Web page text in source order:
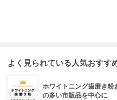
よく見られている人気おすす
ホワイトニング歯磨き粉
の多い市販品を中心に